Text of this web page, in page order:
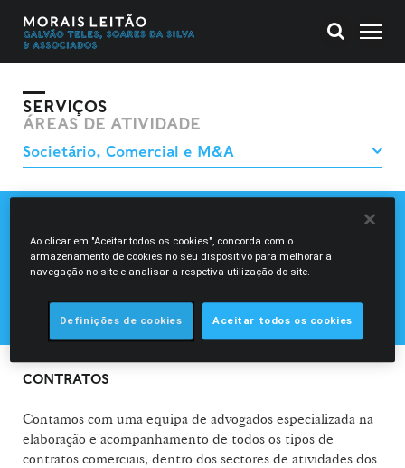
SERVIÇOS
ÁREAS DE ATIVIDADE
CORPORATE GOVERNANCE
DIREITO COMERCIAL
FUSÕES, AQUISIÇÕES E PARCERIAS
CONTRATOS
Contamos com uma equipa de advogados especializada na
elaboração e acompanhamento de todos os tipos de
contratos comerciais, dentro dos sectores de atividades dos
Ao clicar em "Aceitar todos os cookies", concorda com o
armazenamento de cookies no seu dispositivo para melhorar a
navegação no site e analisar a respetiva utilização do site.
Definições de cookies Aceitar todos os cookies